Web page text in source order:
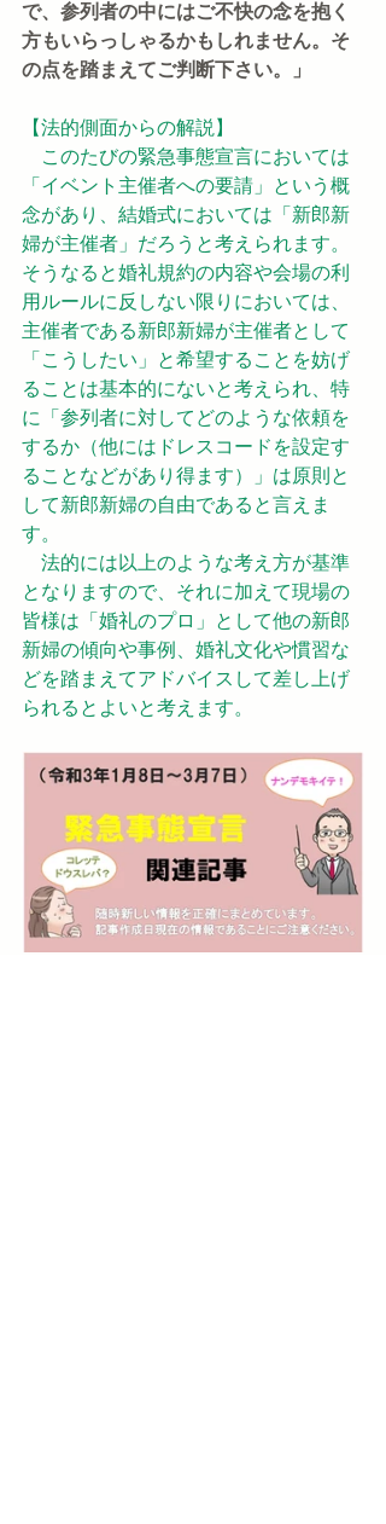
で、参列者の中にはご不快の念を抱く
方もいらっしゃるかもしれません。そ
の点を踏まえてご判断下さい。」
【法的側面からの解説】
このたびの緊急事態宣言においては
「イベント主催者への要請」という概
念があり、結婚式においては「新郎新
婦が主催者」だろうと考えられます。
そうなると婚礼規約の内容や会場の利
用ルールに反しない限りにおいては、
主催者である新郎新婦が主催者として
「こうしたい」と希望することを妨げ
ることは基本的にないと考えられ、特
に「参列者に対してどのような依頼を
するか（他にはドレスコードを設定す
ることなどがあり得ます）」は原則と
して新郎新婦の自由であると言えま
す。
法的には以上のような考え方が基準
となりますので、それに加えて現場の
皆様は「婚礼のプロ」として他の新郎
新婦の傾向や事例、婚礼文化や慣習な
どを踏まえてアドバイスして差し上げ
られるとよいと考えます。